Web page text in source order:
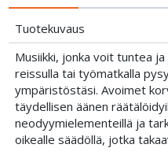
Tuotekuvaus
Musiikki, jonka voit tuntea
reissulla tai työmatkalla
ympäristöstäsi. Avoimet
täydellisen äänen
neodyymielementeillä ja
oikealle säädöllä, jotka